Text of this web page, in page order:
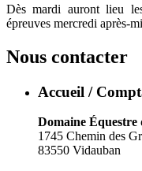
Dès mardi auront lieu
épreuves mercredi après-
Nous contacter
Accueil /
Domaine Équestre
1745 Chemin des
83550 Vidauban